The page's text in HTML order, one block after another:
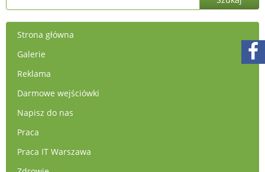
Strona główna
Galerie
Reklama
Darmowe wejściówki
Napisz do nas
Praca
Praca IT Warszawa